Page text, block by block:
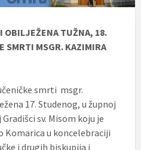
OBILJEŽENA TUŽNA, 18.
SMRTI MSGR. KAZIMIRA
smrti msgr.
17. Studenog, u župnoj
sv. Misom koju je
Komarica u koncelebraciji
i drugih biskupija i